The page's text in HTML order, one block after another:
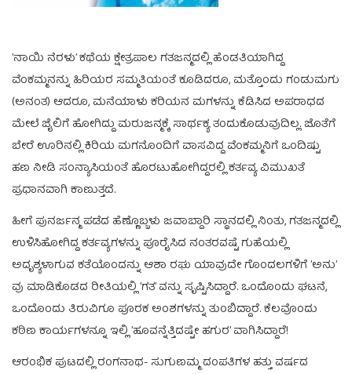
’ನಾಯಿ ನೆರಳು’ ಕಥೆಯ ಕ್ಷೇತ್ರಪಾಲ ಗತಜನ್ಮದಲ್ಲಿ ಹೆಂಡತಿಯಾಗಿದ್ದ
ವೆಂಕಮ್ಮನನ್ನು ಹಿರಿಯರ ಸಮ್ಮತಿಯಂತೆ ಕೂಡಿದರೂ, ಮತ್ತೊಂದು ಗಂಡುಮಗು
(ಅನಂತ) ಆದರೂ, ಮನೆಯಾಳು ಕರಿಯನ ಮಗಳನ್ನು ಕೆಡಿಸಿದ ಅಪರಾಧದ
ಮೇಲೆ ಜೈಲಿಗೆ ಹೋಗಿದ್ದು ಮರುಜನ್ಮಕ್ಕೆ ಸಾರ್ಥಕ್ಯ ತಂದುಕೊಡುವುದಿಲ್ಲ. ಜೊತೆಗೆ
ಬೇರೆ ಊರಿನಲ್ಲಿ ಕಿರಿಯ ಮಗನೊಂದಿಗೆ ವಾಸವಿದ್ದ ವೆಂಕಮ್ಮನಿಗೆ ಒಂದಿಷ್ಟು
ಹಣ ನೀಡಿ ಸಂನ್ಯಾಸಿಯಂತೆ ಹೊರಟುಹೋಗಿದ್ದರಲ್ಲಿ ಕರ್ತವ್ಯ ವಿಮುಖತೆ
ಪ್ರಧಾನವಾಗಿ ಕಾಣುತ್ತದೆ.
ಹೀಗೆ ಪುನರ್ಜನ್ಮ ಪಡೆದ ಹೆಣ್ಣೊಬ್ಬಳು ಜವಾಬ್ದಾರಿ ಸ್ಥಾನದಲ್ಲಿ ನಿಂತು, ಗತಜನ್ಮದಲ್ಲಿ
ಉಳಿಸಿಹೋಗಿದ್ದ ಕರ್ತವ್ಯಗಳನ್ನು ಪೂರೈಸಿದ ನಂತರವಷ್ಟೆ ಗುಹೆಯಲ್ಲಿ
ಅದೃಶ್ಯಳಾಗುವ ಕತೆಯೊಂದನ್ನು ಆಶಾ ರಘು ಯಾವುದೇ ಗೊಂದಲಗಳಿಗೆ ’ಅನು’
ವು ಮಾಡಿಕೊಡದ ರೀತಿಯಲ್ಲಿ ’ಗತ’ ವನ್ನು ಸೃಷ್ಟಿಸಿದ್ದಾರೆ. ಒಂದೊಂದು ಘಟನೆ,
ಒಂದೊಂದು ತಿರುವಿಗೂ ಪೂರಕ ಅಂಶಗಳನ್ನು ತುಂಬಿದ್ದಾರೆ. ಕೆಲವೊಂದು
ಕಠಿಣ ಕಾರ್ಯಗಳನ್ನೂ ಇಲ್ಲಿ ’ಹೂವನ್ನೆತ್ತಿದಷ್ಟೇ ಹಗುರ’ ವಾಗಿಸಿದ್ದಾರೆ!
ಆರಂಭಿಕ ಪುಟದಲ್ಲಿ ರಂಗನಾಥ- ಸುಗುಣಮ್ಮ ದಂಪತಿಗಳ ಹತ್ತು ವರ್ಷದ